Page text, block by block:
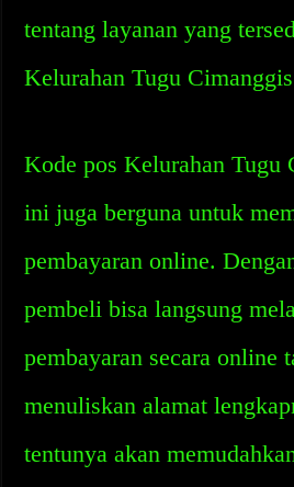
tentang layanan yang
Kelurahan Tugu
Kode pos Kelurahan Tugu
ini juga berguna untuk
pembayaran online.
pembeli bisa langsung
pembayaran secara online
menuliskan alamat
tentunya akan